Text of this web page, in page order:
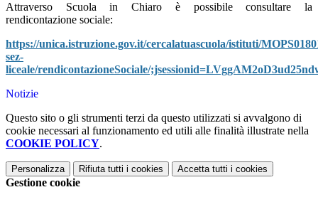
Attraverso Scuola in Chiaro è possibile consultare la
rendicontazione sociale:
https://unica.istruzione.gov.it/cercalatuascuola/istituti/
sez-
liceale/rendicontazioneSociale/
Notizie
Questo sito o gli strumenti terzi da questo utilizzati si avvalgono di
cookie necessari al funzionamento ed utili alle finalità illustrate nella
COOKIE POLICY.
Personalizza Rifiuta tutti i cookies Accetta tutti i cookies
Gestione cookie